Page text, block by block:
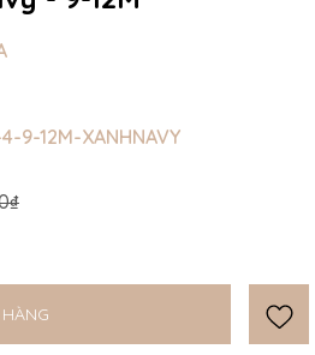
9-12M-XANHNAVY